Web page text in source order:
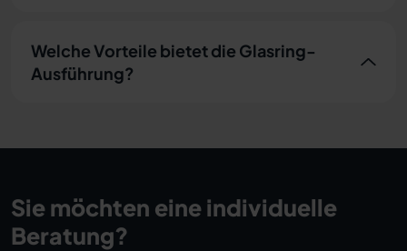
Welche Vorteile bietet die Glasring-
Ausführung?
Sie möchten eine individuelle
Beratung?